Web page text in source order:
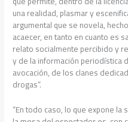
una realidad, plasmar y
argumental que se novela,
acaecer, en tanto en cuanto es
relato socialmente percibido y
y de la información periodística
avocación, de los clanes
drogas”.
“En todo caso, lo que expone